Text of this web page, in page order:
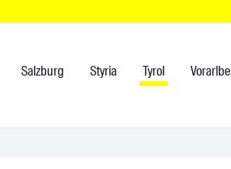
Salzburg Styria Tyrol